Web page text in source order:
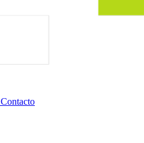
Contacto